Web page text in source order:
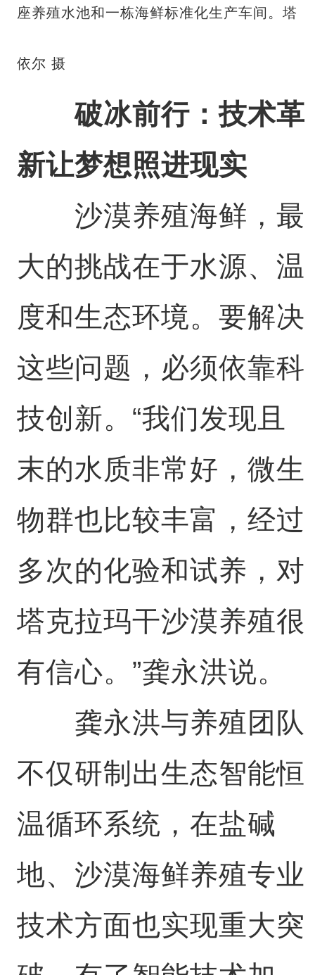
座养殖水池和一栋海鲜标准化生产车间。塔
依尔 摄
破冰前行：技术革
新让梦想照进现实
沙漠养殖海鲜，最
大的挑战在于水源、温
度和生态环境。要解决
这些问题，必须依靠科
技创新。“我们发现且
末的水质非常好，微生
物群也比较丰富，经过
多次的化验和试养，对
塔克拉玛干沙漠养殖很
有信心。”龚永洪说。
龚永洪与养殖团队
不仅研制出生态智能恒
温循环系统，在盐碱
地、沙漠海鲜养殖专业
技术方面也实现重大突